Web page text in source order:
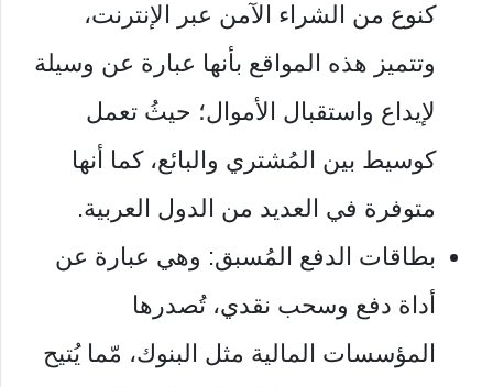
كنوع من الشراء الآمن عبر الإنترنت،
وتتميز هذه المواقع بأنها عبارة عن وسيلة
لإيداع واستقبال الأموال؛ حيثُ تعمل
كوسيط بين المُشتري والبائع، كما أنها
متوفرة في العديد من الدول العربية.
بطاقات الدفع المُسبق: وهي عبارة عن
أداة دفع وسحب نقدي، تُصدرها
المؤسسات المالية مثل البنوك، مّما يُتيح